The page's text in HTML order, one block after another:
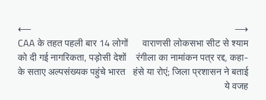
Post
navigation
⟵
CAA के तहत पहली बार 14 लोगों
को दी गई नागरिकता, पड़ोसी देशों
के सताए अल्पसंख्यक पहुंचे भारत
वाराणसी लोकसभा सीट से श्याम
रंगीला का नामांकन पत्र रद्द, कहा-
हंसे या रोएं; जिला प्रशासन ने बताई
ये वजह
⟶